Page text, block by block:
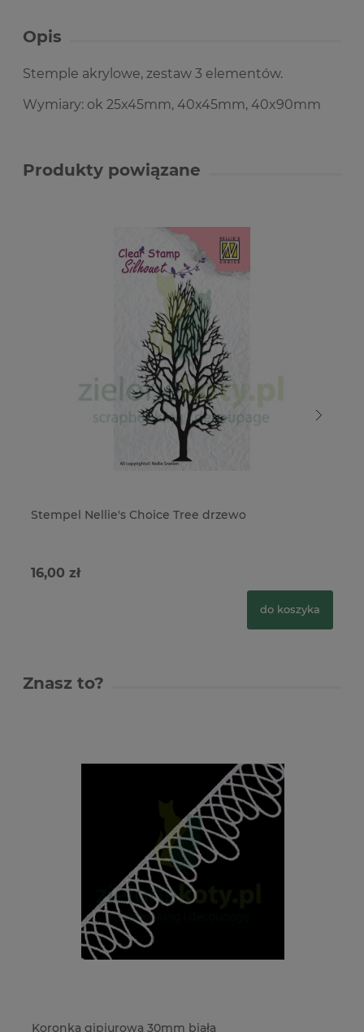
Opis
Stemple akrylowe, zestaw 3 elementów.
Wymiary: ok 25x45mm, 40x45mm, 40x90mm
Produkty powiązane
Stempel Nellie's Choice Tree drzewo
16,00 zł
do koszyka
Znasz to?
Koronka gipiurowa 30mm biała